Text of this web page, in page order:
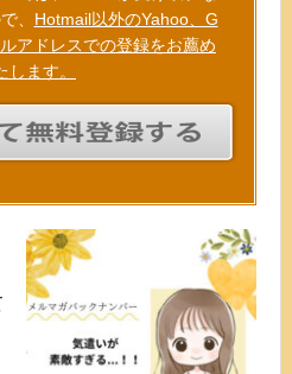
、 Hotmail以外のYahoo、G
アドレスでの登録をお薦め
します。